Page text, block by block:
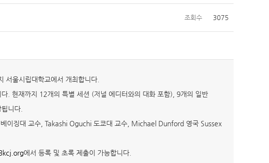
조회수 3075
울시립대학교에서 개최합니다.
. 현재까지 12개의 특별 세션 (저널 에디터와의 대화 포함), 9개의 일반
니다.
이징대 교수, Takashi Oguchi 도쿄대 교수, Michael Dunford 영국 Sussex
에서 등록 및 초록 제출이 가능합니다.